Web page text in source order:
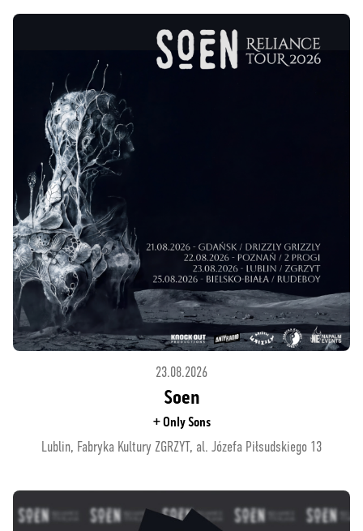
23.08.2026
Soen
+ Only Sons
Lublin, Fabryka Kultury ZGRZYT, al. Józefa Piłsudskiego 13